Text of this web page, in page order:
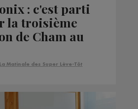
: c'est parti
la troisième
de Cham au
La Matinale des Super Lève-Tôt